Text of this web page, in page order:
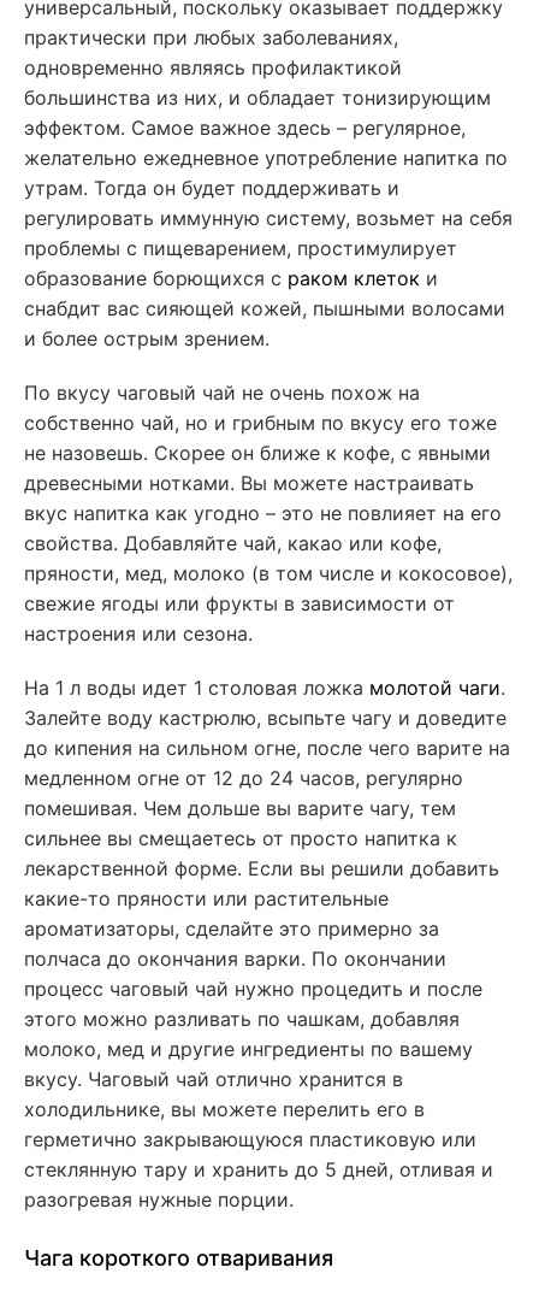
универсальный, поскольку оказывает поддержку
практически при любых заболеваниях,
одновременно являясь профилактикой
большинства из них, и обладает тонизирующим
эффектом. Самое важное здесь – регулярное,
желательно ежедневное употребление напитка по
утрам. Тогда он будет поддерживать и
регулировать иммунную систему, возьмет на себя
проблемы с пищеварением, простимулирует
образование борющихся с раком клеток и
снабдит вас сияющей кожей, пышными волосами
и более острым зрением.
По вкусу чаговый чай не очень похож на
собственно чай, но и грибным по вкусу его тоже
не назовешь. Скорее он ближе к кофе, с явными
древесными нотками. Вы можете настраивать
вкус напитка как угодно – это не повлияет на его
свойства. Добавляйте чай, какао или кофе,
пряности, мед, молоко (в том числе и кокосовое),
свежие ягоды или фрукты в зависимости от
настроения или сезона.
На 1 л воды идет 1 столовая ложка молотой чаги.
Залейте воду кастрюлю, всыпьте чагу и доведите
до кипения на сильном огне, после чего варите на
медленном огне от 12 до 24 часов, регулярно
помешивая. Чем дольше вы варите чагу, тем
сильнее вы смещаетесь от просто напитка к
лекарственной форме. Если вы решили добавить
какие-то пряности или растительные
ароматизаторы, сделайте это примерно за
полчаса до окончания варки. По окончании
процесс чаговый чай нужно процедить и после
этого можно разливать по чашкам, добавляя
молоко, мед и другие ингредиенты по вашему
вкусу. Чаговый чай отлично хранится в
холодильнике, вы можете перелить его в
герметично закрывающуюся пластиковую или
стеклянную тару и хранить до 5 дней, отливая и
разогревая нужные порции.
Чага короткого отваривания